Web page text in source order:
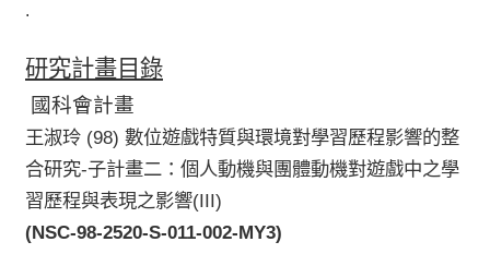
.
研究計畫目錄
國科會計畫
王淑玲 (98) 數位遊戲特質與環境對學習歷程影響的整
合研究-子計畫二：個人動機與團體動機對遊戲中之學
習歷程與表現之影響(III)
(NSC-98-2520-S-011-002-MY3)